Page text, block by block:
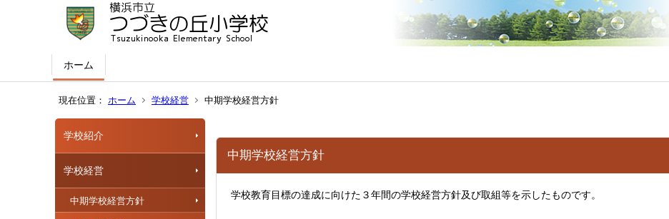
ホーム
現在位置： ホーム 学校経営 中期学校経営方針
学校紹介
学校経営
中期学校経営方針
中期学校経営方針
学校教育目標の達成に向けた３年間の学校経営方針及び取組等を示したものです。